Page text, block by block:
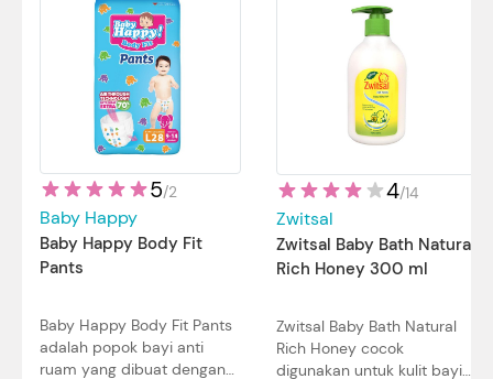
5/2
Baby Happy
Baby Happy Body Fit
Pants
Baby Happy Body Fit Pants
adalah popok bayi anti
ruam yang dibuat dengan
4/14
Zwitsal
Zwitsal Baby Bath Natural
Rich Honey 300 ml
Zwitsal Baby Bath Natural
Rich Honey cocok
digunakan untuk kulit bayi